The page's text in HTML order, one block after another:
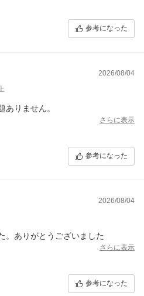
参考になった
2026/08/04
ありません。
さらに表示
参考になった
2026/08/04
。ありがとうございました
さらに表示
参考になった